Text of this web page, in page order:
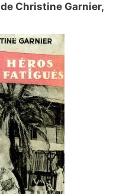
Christine Garnier,